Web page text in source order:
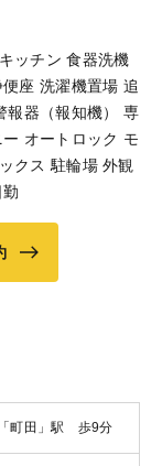
ッチン 食器洗機
座 洗濯機置場 追
報器（報知機） 専
オートロック モ
クス 駐輪場 外観
町田」駅 歩9分